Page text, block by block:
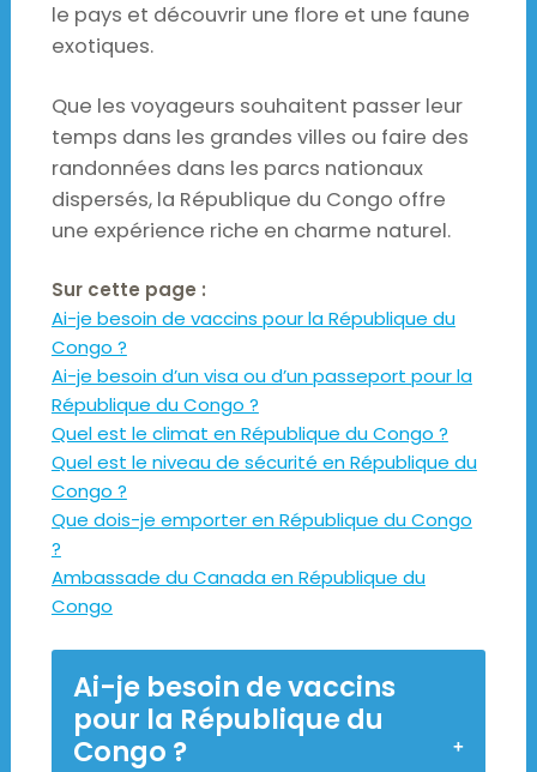
le pays et découvrir une flore et une faune
exotiques.
Que les voyageurs souhaitent passer leur
temps dans les grandes villes ou faire des
randonnées dans les parcs nationaux
dispersés, la République du Congo offre
une expérience riche en charme naturel.
Sur cette page :
Ai-je besoin de vaccins pour la République du
Congo ?
Ai-je besoin d’un visa ou d’un passeport pour la
République du Congo ?
Quel est le climat en République du Congo ?
Quel est le niveau de sécurité en République du
Congo ?
Que dois-je emporter en République du Congo
?
Ambassade du Canada en République du
Congo
Ai-je besoin de vaccins
pour la République du
Congo ?